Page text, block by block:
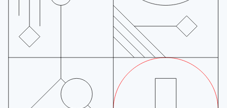
EnglishFrançais
克罗地亚
English
列支敦士登
Deutsch English